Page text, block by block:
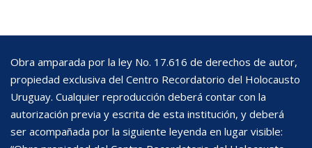
Obra amparada por la ley No. 17.616 de derechos de autor,
propiedad exclusiva del Centro Recordatorio del Holocausto
Uruguay. Cualquier reproducción deberá contar con la
autorización previa y escrita de esta institución, y deberá
ser acompañada por la siguiente leyenda en lugar visible: